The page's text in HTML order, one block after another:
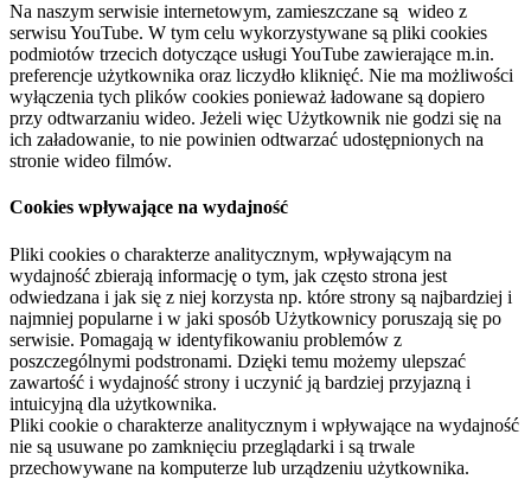
Na naszym serwisie internetowym, zamieszczane są wideo z
serwisu YouTube. W tym celu wykorzystywane są pliki cookies
podmiotów trzecich dotyczące usługi YouTube zawierające m.in.
preferencje użytkownika oraz liczydło kliknięć. Nie ma możliwości
wyłączenia tych plików cookies ponieważ ładowane są dopiero
przy odtwarzaniu wideo. Jeżeli więc Użytkownik nie godzi się na
ich załadowanie, to nie powinien odtwarzać udostępnionych na
stronie wideo filmów.
Cookies wpływające na wydajność
Pliki cookies o charakterze analitycznym, wpływającym na
wydajność zbierają informację o tym, jak często strona jest
odwiedzana i jak się z niej korzysta np. które strony są najbardziej i
najmniej popularne i w jaki sposób Użytkownicy poruszają się po
serwisie. Pomagają w identyfikowaniu problemów z
poszczególnymi podstronami. Dzięki temu możemy ulepszać
zawartość i wydajność strony i uczynić ją bardziej przyjazną i
intuicyjną dla użytkownika.
Pliki cookie o charakterze analitycznym i wpływające na wydajność
nie są usuwane po zamknięciu przeglądarki i są trwale
przechowywane na komputerze lub urządzeniu użytkownika.